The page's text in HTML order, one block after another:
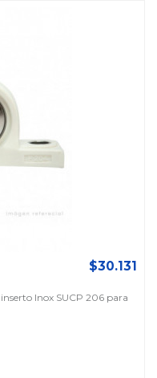
$30.131
Inox SUCP 206 para